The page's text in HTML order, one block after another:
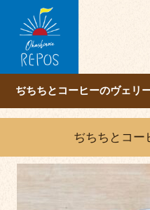
ぢちちとコーヒーのヴェリ
ぢちちとコー